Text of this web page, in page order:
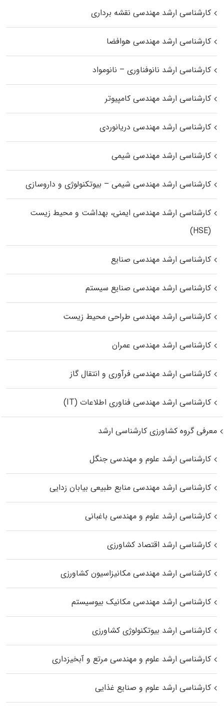
کارشناسی ارشد مهندسی نقشه برداری
کارشناسی ارشد مهندسی هوافضا
کارشناسی ارشد نانوفناوری – نانومواد
کارشناسی ارشد مهندسی کامپیوتر
کارشناسی ارشد مهندسی دریانوردی
کارشناسی ارشد مهندسی شیمی
کارشناسی ارشد مهندسی شیمی – بیوتکنولوژی و داروسازی
کارشناسی ارشد مهندسی ایمنی، بهداشت و محیط زیست
(HSE)
کارشناسی ارشد مهندسی صنایع
کارشناسی ارشد مهندسی صنایع سیستم
کارشناسی ارشد مهندسی طراحی محیط زیست
کارشناسی ارشد مهندسی عمران
کارشناسی ارشد مهندسی فرآوری و انتقال گاز
کارشناسی ارشد مهندسی فناوری اطلاعات (IT)
معرفی گروه کشاورزی کارشناسی ارشد
کارشناسی ارشد علوم و مهندسی جنگل
کارشناسی ارشد مهندسی منابع طبیعی بیابان زدایی
کارشناسی ارشد علوم و مهندسی باغبانی
کارشناسی ارشد اقتصاد کشاورزی
کارشناسی ارشد مهندسی مکانیزاسیون کشاورزی
کارشناسی ارشد مهندسی مکانیک بیوسیستم
کارشناسی ارشد بیوتکنولوژی کشاورزی
کارشناسی ارشد علوم و مهندسی مرتع و آبخیزداری
کارشناسی ارشد علوم و صنایع غذایی